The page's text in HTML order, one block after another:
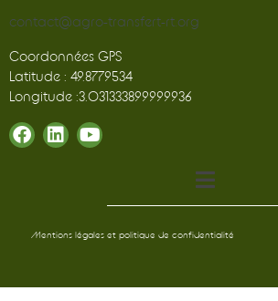
contact@agro-transfert-rt.org
Coordonnées GPS
Latitude : 49.8779534
Longitude :3.031333899999936
Mentions légales et politique de confidentialité